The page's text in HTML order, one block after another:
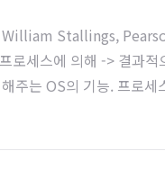
Stallings,
로세스에 의해 -> 결과
는 OS의 기능. 프로세